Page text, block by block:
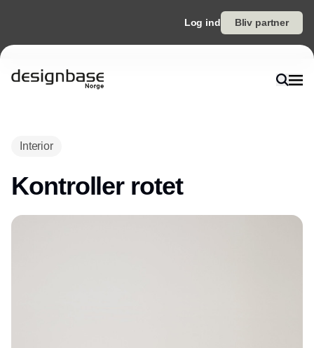
Log ind Bliv partner
Interior
Kontroller rotet